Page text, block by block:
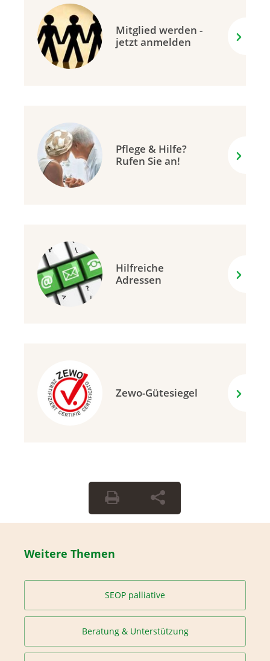
Mitglied werden -
jetzt anmelden
Pflege & Hilfe?
Rufen Sie an!
Hilfreiche
Adressen
Zewo-Gütesiegel
Weitere Themen
SEOP palliative
Beratung & Unterstützung